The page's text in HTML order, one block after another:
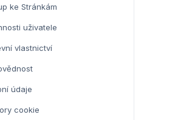
ke Stránkám
uživatele
vlastnictví
údaje
cookie